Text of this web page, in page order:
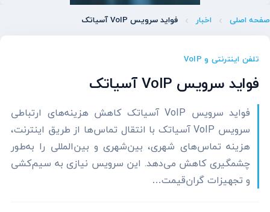
صفحه اصلی اخبار فواید سرویس VoIP آسیاتک
تلفن اینترنتی و VoIP
فواید سرویس VoIP آسیاتک
فواید سرویس VoIP آسیاتک کاهش هزینه‌های ارتباطی
سرویس VoIP آسیاتک با انتقال تماس‌ها از طریق اینترنت،
هزینه تماس‌های شهری، بین‌شهری و بین‌المللی را به‌طور
چشمگیری کاهش می‌دهد. این سرویس نیازی به سیم‌کشی
و تجهیزات گران‌قیمت…